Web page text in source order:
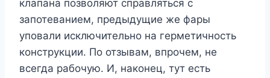
клапана позволяют справляться с
запотеванием, предыдущие же фары
уповали исключительно на герметичность
конструкции. По отзывам, впрочем, не
всегда рабочую. И, наконец, тут есть